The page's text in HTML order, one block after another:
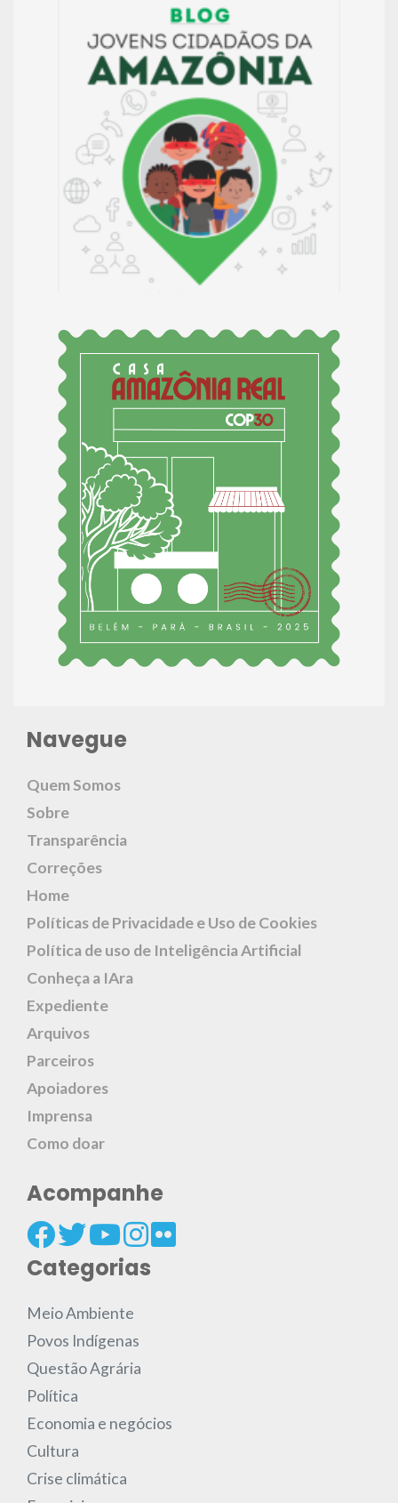
Navegue
Quem Somos
Sobre
Transparência
Correções
Home
Políticas de Privacidade e Uso de Cookies
Política de uso de Inteligência Artificial
Conheça a IAra
Expediente
Arquivos
Parceiros
Apoiadores
Imprensa
Como doar
Acompanhe
Categorias
Meio Ambiente
Povos Indígenas
Questão Agrária
Política
Economia e negócios
Cultura
Crise climática